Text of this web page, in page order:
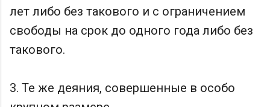
лет либо без такового и с ограничением
свободы на срок до одного года либо без
такового.
3. Те же деяния, совершенные в особо